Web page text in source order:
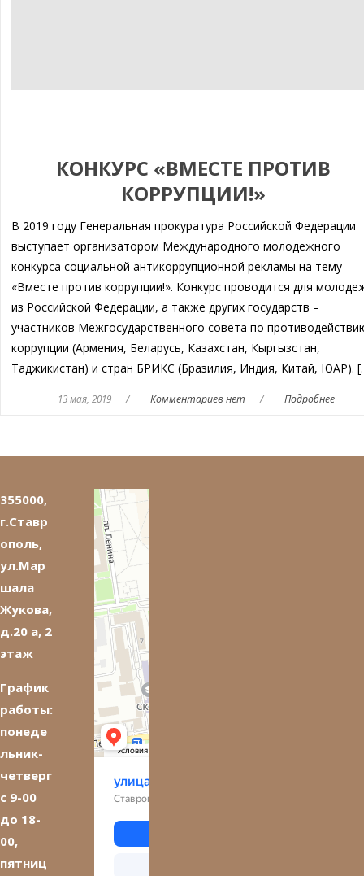
КОНКУРС «ВМЕСТЕ ПРОТИВ
КОРРУПЦИИ!»
В 2019 году Генеральная прокуратура Российской Федерации
выступает организатором Международного молодежного
конкурса социальной антикоррупционной рекламы на тему
«Вместе против коррупции!». Конкурс проводится для
из Российской Федерации, а также других государств –
участников Межгосударственного совета по
коррупции (Армения, Беларусь, Казахстан, Кыргызстан,
Таджикистан) и стран БРИКС (Бразилия, Индия, Китай, ЮАР).
13 мая, 2019 / Комментариев нет / Подробнее
355000,
г.Ставр
ополь,
ул.Мар
шала
Жукова,
д.20 а, 2
этаж
График
работы:
понеде
льник-
четверг
с 9-00
до 18-
00,
пятниц